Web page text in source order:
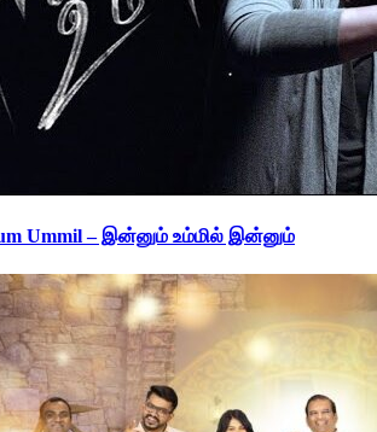
Ummil – இன்னும் உம்மில் இன்னும்